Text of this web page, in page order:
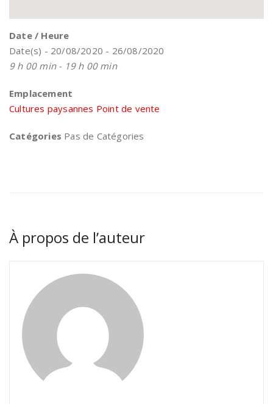
Date / Heure
Date(s) - 20/08/2020 - 26/08/2020
9 h 00 min - 19 h 00 min
Emplacement
Cultures paysannes Point de vente
Catégories Pas de Catégories
À propos de l’auteur